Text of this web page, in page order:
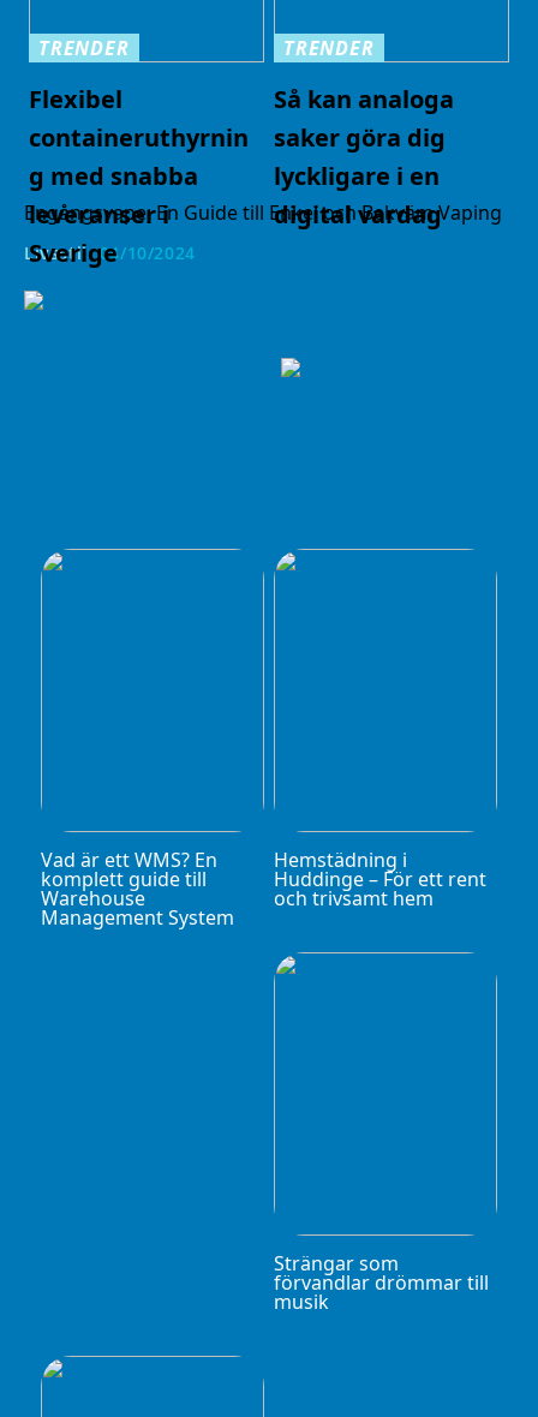
TRENDER
Flexibel
containeruthyrnin
g med snabba
leveranser i
Sverige
TRENDER
Så kan analoga
saker göra dig
lyckligare i en
digital vardag
Engångsvape: En Guide till Enkel och Bekväm Vaping
Livsstil 04/10/2024
Vad är ett WMS? En
komplett guide till
Warehouse
Management System
Hemstädning i
Huddinge – För ett rent
och trivsamt hem
Strängar som
förvandlar drömmar till
musik